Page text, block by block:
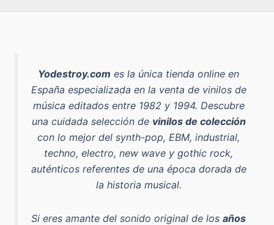
Yodestroy.com es la única tienda online en
España especializada en la venta de vinilos de
música editados entre 1982 y 1994. Descubre
una cuidada selección de vinilos de colección
con lo mejor del synth-pop, EBM, industrial,
techno, electro, new wave y gothic rock,
auténticos referentes de una época dorada de
la historia musical.
Si eres amante del sonido original de los años